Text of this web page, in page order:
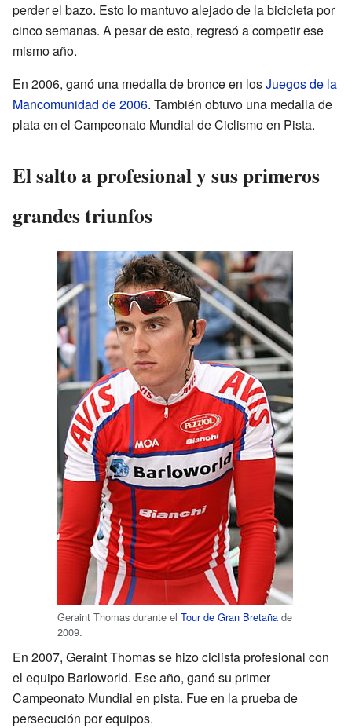
perder el bazo. Esto lo mantuvo alejado de la bicicleta por
cinco semanas. A pesar de esto, regresó a competir ese
mismo año.
En 2006, ganó una medalla de bronce en losJuegos de la
Mancomunidad de 2006. También obtuvo una medalla de
plata en el Campeonato Mundial de Ciclismo en Pista.
El salto a profesional y sus primeros
grandes triunfos
Geraint Thomas durante el Tour de Gran Bretaña de
2009.
En 2007, Geraint Thomas se hizo ciclista profesional con
el equipo Barloworld. Ese año, ganó su primer
Campeonato Mundial en pista. Fue en la prueba de
persecución por equipos.